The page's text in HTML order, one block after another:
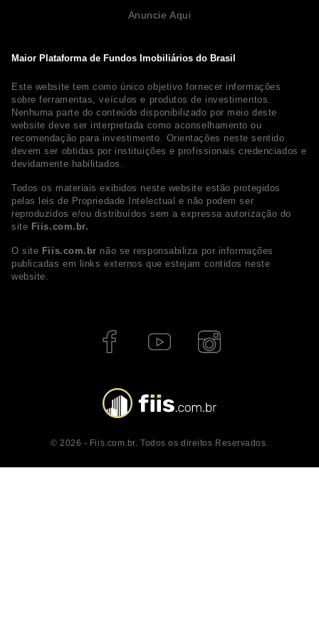
Maior Plataforma de Fundos Imobiliários do Brasil
Este website tem como único objetivo fornecer informações
sobre ferramentas, veículos e produtos de investimentos.
Nenhuma parte do conteúdo disponibilizado por meio deste
website deve ser interpretada como aconselhamento ou
recomendação para investimento. Orientações neste sentido
devem ser obtidas por instituições e profissionais credenciados e
devidamente habilitados.
Todos os materiais exibidos neste website estão protegidos
pelas leis de Propriedade Intelectual e não podem ser
reproduzidos e/ou distribuídos sem a expressa autorização do
site Fiis.com.br.
O site Fiis.com.br não se responsabiliza por informações
publicadas em links externos que estejam contidos neste
website.
Anuncie Aqui
© 2026 - Fiis.com.br. Todos os direitos Reservados.